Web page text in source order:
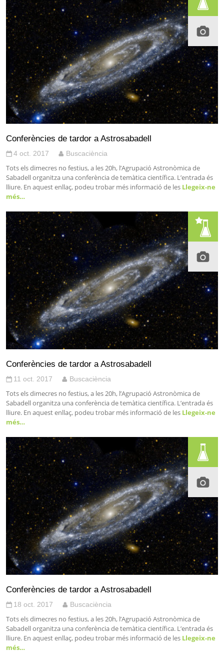
Conferències de tardor a Astrosabadell
4 oct. 2017 Buscaciència
Tots els dimecres no festius, a les 20h, l’Agrupació Astronòmica de
Sabadell organitza una conferència de temàtica científica. L’entrada és
lliure. En aquest enllaç, podeu trobar més informació de les Llegeix-ne
més…
Conferències de tardor a Astrosabadell
11 oct. 2017 Buscaciència
Tots els dimecres no festius, a les 20h, l’Agrupació Astronòmica de
Sabadell organitza una conferència de temàtica científica. L’entrada és
lliure. En aquest enllaç, podeu trobar més informació de les Llegeix-ne
més…
Conferències de tardor a Astrosabadell
18 oct. 2017 Buscaciència
Tots els dimecres no festius, a les 20h, l’Agrupació Astronòmica de
Sabadell organitza una conferència de temàtica científica. L’entrada és
lliure. En aquest enllaç, podeu trobar més informació de les Llegeix-ne
més…